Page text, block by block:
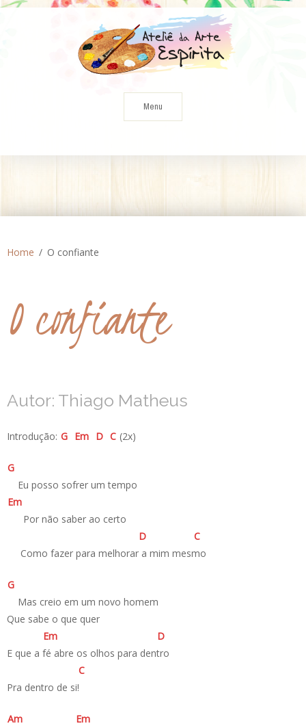
Skip
Menu
Home O confiante
O confiante
Autor: Thiago Matheus
Introdução: G Em D C (2x)
G
­ Eu posso sofrer um tempo
Em
­ Por não saber ao certo
D
C
­ Como fazer para melhorar a mim mesmo
G
­ Mas creio em um novo homem
Que sabe o que quer
Em
D
E que a fé abre os olhos para dentro
C
Pra dentro de si!
Am Em